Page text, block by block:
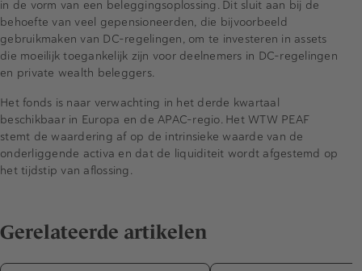
in de vorm van een beleggingsoplossing. Dit sluit aan bij de
behoefte van veel gepensioneerden, die bijvoorbeeld
gebruikmaken van DC-regelingen, om te investeren in assets
die moeilijk toegankelijk zijn voor deelnemers in DC-regelingen
en private wealth beleggers.
Het fonds is naar verwachting in het derde kwartaal
beschikbaar in Europa en de APAC-regio. Het WTW PEAF
stemt de waardering af op de intrinsieke waarde van de
onderliggende activa en dat de liquiditeit wordt afgestemd op
het tijdstip van aflossing.
Gerelateerde artikelen